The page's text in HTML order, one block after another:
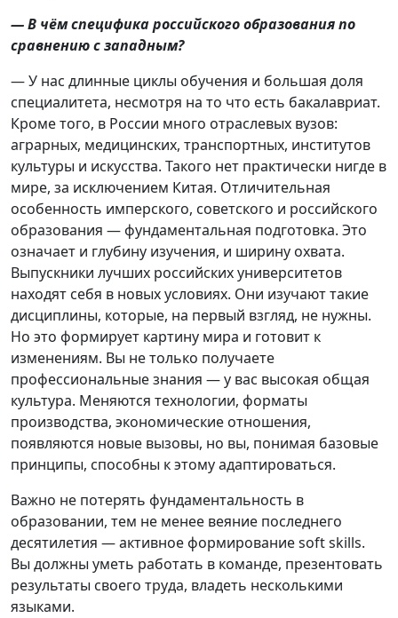
— В чём специфика российского образования по
сравнению с западным?
— У нас длинные циклы обучения и большая доля
специалитета, несмотря на то что есть бакалавриат.
Кроме того, в России много отраслевых вузов:
аграрных, медицинских, транспортных, институтов
культуры и искусства. Такого нет практически нигде в
мире, за исключением Китая. Отличительная
особенность имперского, советского и российского
образования — фундаментальная подготовка. Это
означает и глубину изучения, и ширину охвата.
Выпускники лучших российских университетов
находят себя в новых условиях. Они изучают такие
дисциплины, которые, на первый взгляд, не нужны.
Но это формирует картину мира и готовит к
изменениям. Вы не только получаете
профессиональные знания — у вас высокая общая
культура. Меняются технологии, форматы
производства, экономические отношения,
появляются новые вызовы, но вы, понимая базовые
принципы, способны к этому адаптироваться.
Важно не потерять фундаментальность в
образовании, тем не менее веяние последнего
десятилетия — активное формирование soft skills.
Вы должны уметь работать в команде, презентовать
результаты своего труда, владеть несколькими
языками.